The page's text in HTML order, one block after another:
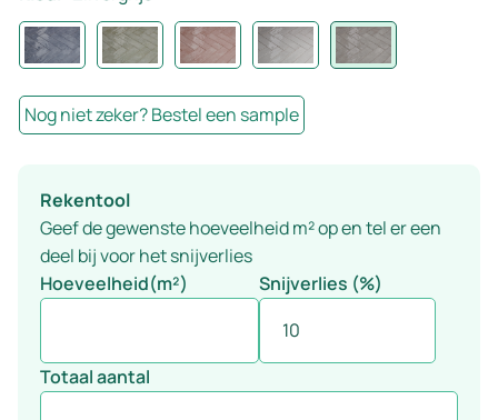
Nog niet zeker? Bestel een sample
Rekentool
Geef de gewenste hoeveelheid m² op en tel er een
deel bij voor het snijverlies
Hoeveelheid(m²)
Snijverlies (%)
Totaal aantal